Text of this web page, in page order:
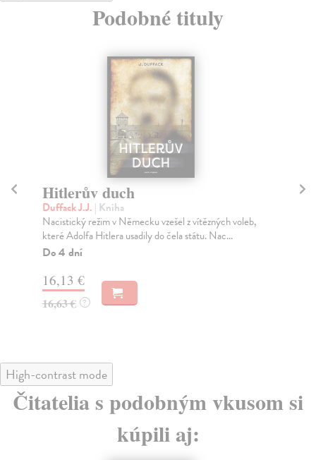
Podobné tituly
Hitlerův duch
Duffack J.J. | Kniha
Nacistický režim v Německu vzešel z vítězných voleb,
které Adolfa Hitlera usadily do čela státu. Nac...
Do 4 dní
16,13 €
16,63 € ?
High-contrast mode
Čitatelia s podobným vkusom si
kúpili aj: